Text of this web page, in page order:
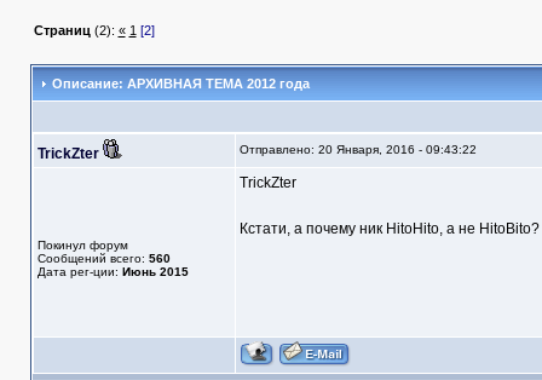
Страниц (2): « 1 [2]
Описание: АРХИВНАЯ ТЕМА 2012 года
TrickZter Отправлено: 20 Января, 2016 - 09:43:22
Покинул форум
Сообщений всего: 560
Дата рег-ции: Июнь 2015
TrickZter
Кстати, а почему ник HitoHito, а не